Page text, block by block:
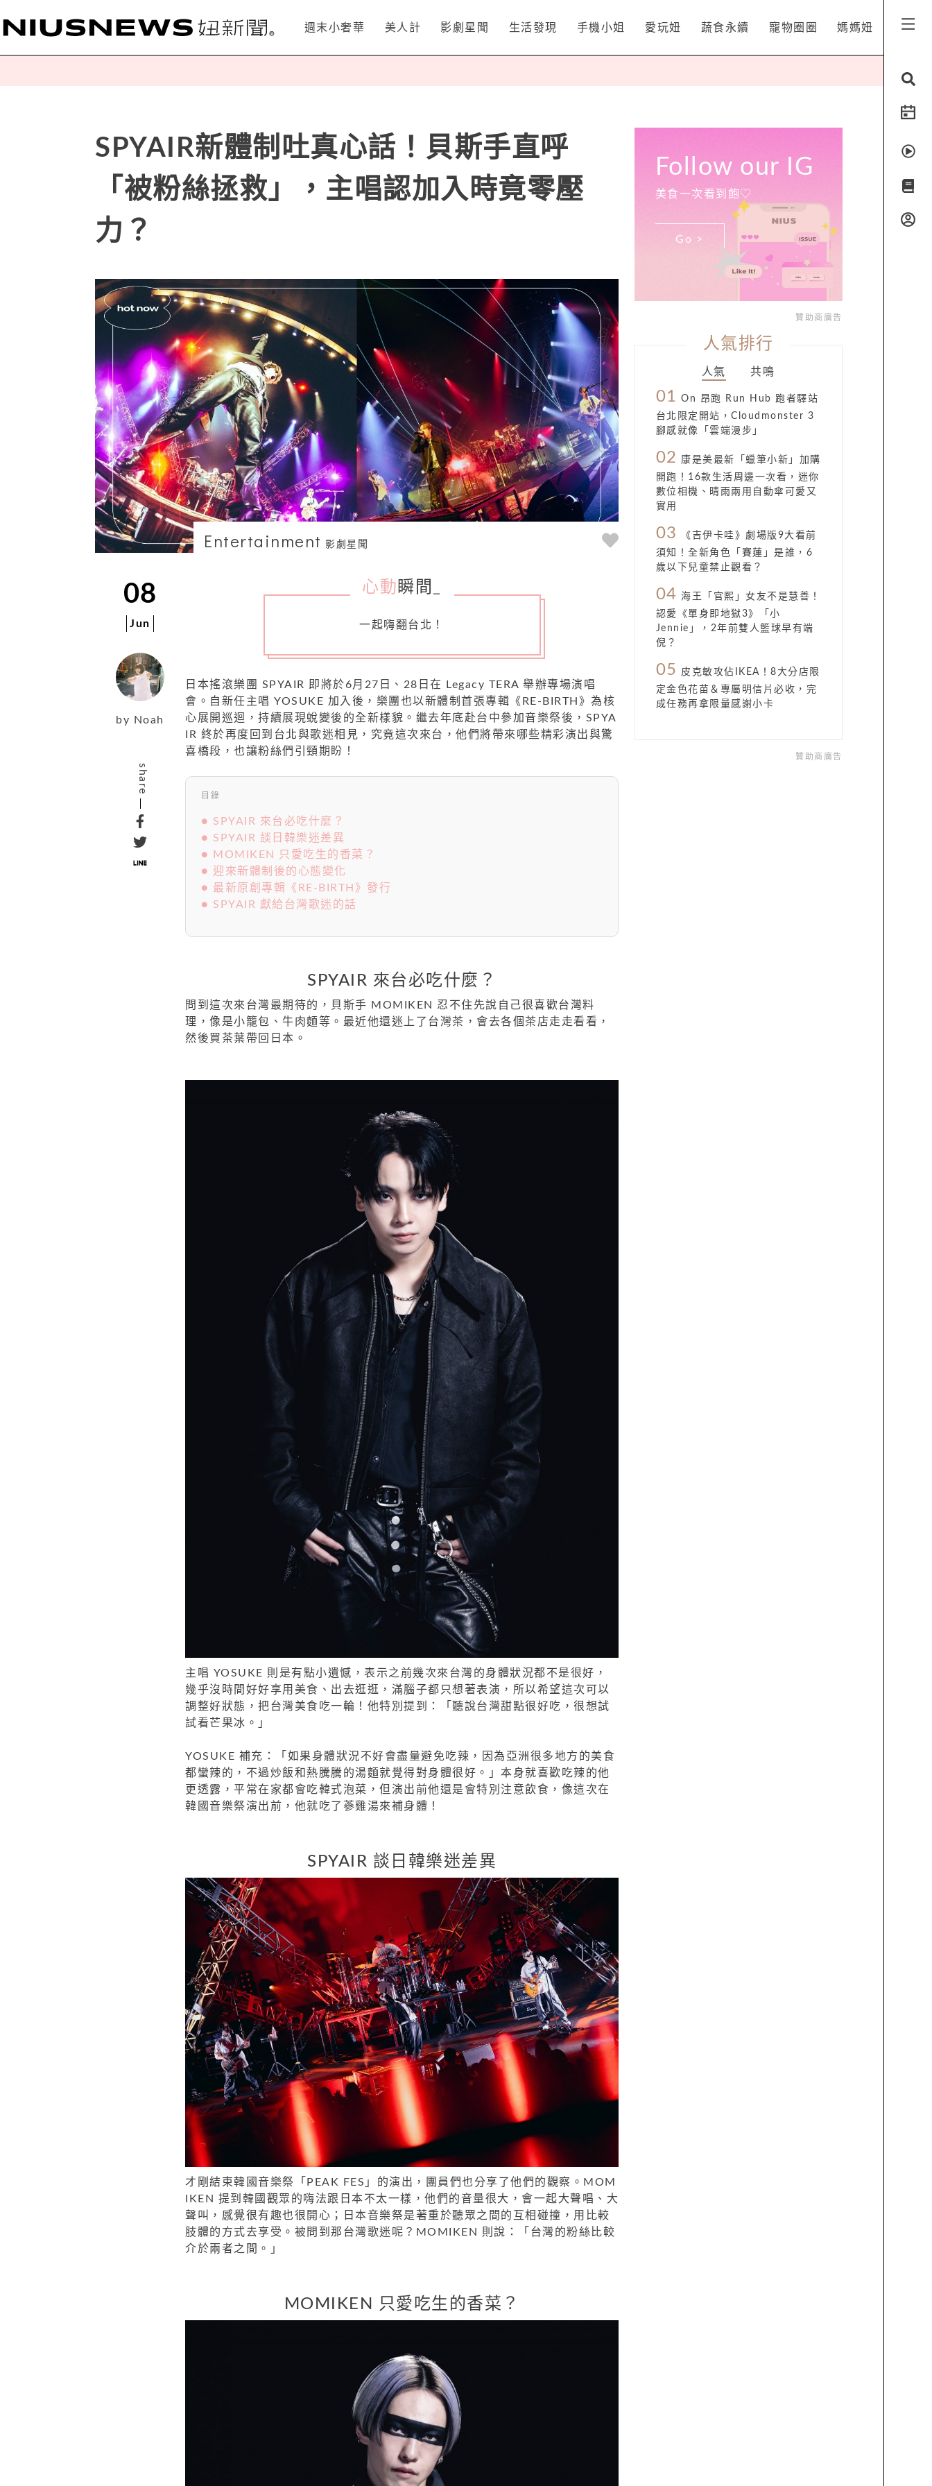
週末小奢華 美人計 影劇星聞 生活發現 手機小姐 愛玩妞 蔬食永續 寵物圈圈 媽媽妞
SPYAIR新體制吐真心話！貝斯手直呼
「被粉絲拯救」，主唱認加入時竟零壓
力？
Entertainment 影劇星聞
08
Jun
by Noah
share
心動 瞬間
一起嗨翻台北！
日本搖滾樂團 SPYAIR 即將於6月27日、28日在 Legacy TERA 舉辦專場演唱
會。自新任主唱 YOSUKE 加入後，樂團也以新體制首張專輯《RE-BIRTH》為核
心展開巡迴，持續展現蛻變後的全新樣貌。繼去年底赴台中參加音樂祭後，SPYA
IR 終於再度回到台北與歌迷相見，究竟這次來台，他們將帶來哪些精彩演出與驚
喜橋段，也讓粉絲們引頸期盼！
目錄
● SPYAIR 來台必吃什麼？
● SPYAIR 談日韓樂迷差異
● MOMIKEN 只愛吃生的香菜？
● 迎來新體制後的心態變化
● 最新原創專輯《RE-BIRTH》發行
● SPYAIR 獻給台灣歌迷的話
SPYAIR 來台必吃什麼？
問到這次來台灣最期待的，貝斯手 MOMIKEN 忍不住先說自己很喜歡台灣料
理，像是小籠包、牛肉麵等。最近他還迷上了台灣茶，會去各個茶店走走看看，
然後買茶葉帶回日本。
主唱 YOSUKE 則是有點小遺憾，表示之前幾次來台灣的身體狀況都不是很好，
幾乎沒時間好好享用美食、出去逛逛，滿腦子都只想著表演，所以希望這次可以
調整好狀態，把台灣美食吃一輪！他特別提到：「聽說台灣甜點很好吃，很想試
試看芒果冰。」
YOSUKE 補充：「如果身體狀況不好會盡量避免吃辣，因為亞洲很多地方的美食
都蠻辣的，不過炒飯和熱騰騰的湯麵就覺得對身體很好。」本身就喜歡吃辣的他
更透露，平常在家都會吃韓式泡菜，但演出前他還是會特別注意飲食，像這次在
韓國音樂祭演出前，他就吃了蔘雞湯來補身體！
SPYAIR 談日韓樂迷差異
才剛結束韓國音樂祭「PEAK FES」的演出，團員們也分享了他們的觀察。MOM
IKEN 提到韓國觀眾的嗨法跟日本不太一樣，他們的音量很大，會一起大聲唱、大
聲叫，感覺很有趣也很開心；日本音樂祭是著重於聽眾之間的互相碰撞，用比較
肢體的方式去享受。被問到那台灣歌迷呢？MOMIKEN 則說：「台灣的粉絲比較
介於兩者之間。」
MOMIKEN 只愛吃生的香菜？
Follow our IG
美食一次看到飽♡
Go >
贊助商廣告
人氣排行
人氣 共鳴
01 On 昂跑 Run Hub 跑者驛站
台北限定開站，Cloudmonster 3
腳感就像「雲端漫步」
02
康是美最新「蠟筆小新」加購
開跑！16款生活周邊一次看，迷你
數位相機、晴雨兩用自動傘可愛又
實用
03
《吉伊卡哇》劇場版9大看前
須知！全新角色「賽蓮」是誰，6
歲以下兒童禁止觀看？
04 海王「官熙」女友不是慧善！
認愛《單身即地獄3》「小
Jennie」，2年前雙人籃球早有端
倪？
05
皮克敏攻佔IKEA！8大分店限
定金色花苗＆專屬明信片必收，完
成任務再拿限量感謝小卡
贊助商廣告